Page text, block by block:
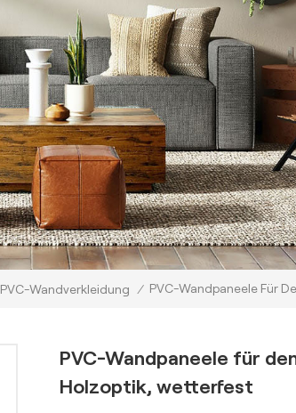
PVC-Wandverkleidung / PVC-Wandpaneele Für
PVC-Wandpaneele für
Holzoptik, wetterfest